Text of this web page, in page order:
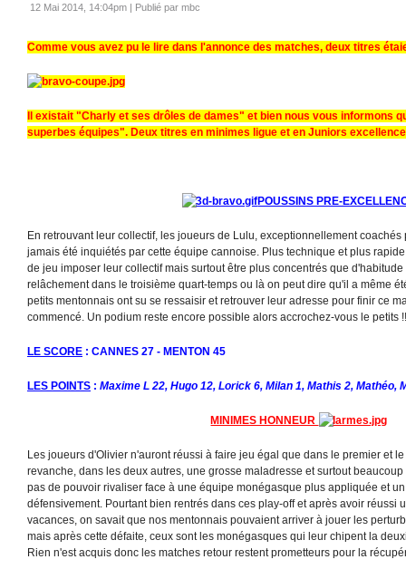
12 Mai 2014, 14:04pm | Publié par mbc
Comme vous avez pu le lire dans l'annonce des matches, deux titres
Il existait "Charly et ses drôles de dames" et bien nous vous informons
superbes équipes". Deux titres en minimes ligue et en Juniors
POUSSINS PRE-
En retrouvant leur collectif, les joueurs de Lulu, exceptionnellement coachés
jamais été inquiétés par cette équipe cannoise. Plus technique et plus
de jeu imposer leur collectif mais surtout être plus concentrés que
relâchement dans le troisième quart-temps ou là on peut dire qu'il a même
petits mentonnais ont su se ressaisir et retrouver leur adresse pour finir ce
commencé. Un podium reste encore possible alors accrochez-vous le petits
LE SCORE : CANNES 27 - MENTON 45
LES POINTS : Maxime L 22, Hugo 12, Lorick 6, Milan 1, Mathis 2, Mathéo,
MINIMES HONNEUR
Les joueurs d'Olivier n'auront réussi à faire jeu égal que dans le premier et
revanche, dans les deux autres, une grosse maladresse et surtout
pas de pouvoir rivaliser face à une équipe monégasque plus appliquée et
défensivement. Pourtant bien rentrés dans ces play-off et après avoir réussi
vacances, on savait que nos mentonnais pouvaient arriver à jouer les
mais après cette défaite, ceux sont les monégasques qui leur chipent la
Rien n'est acquis donc les matches retour restent prometteurs pour la